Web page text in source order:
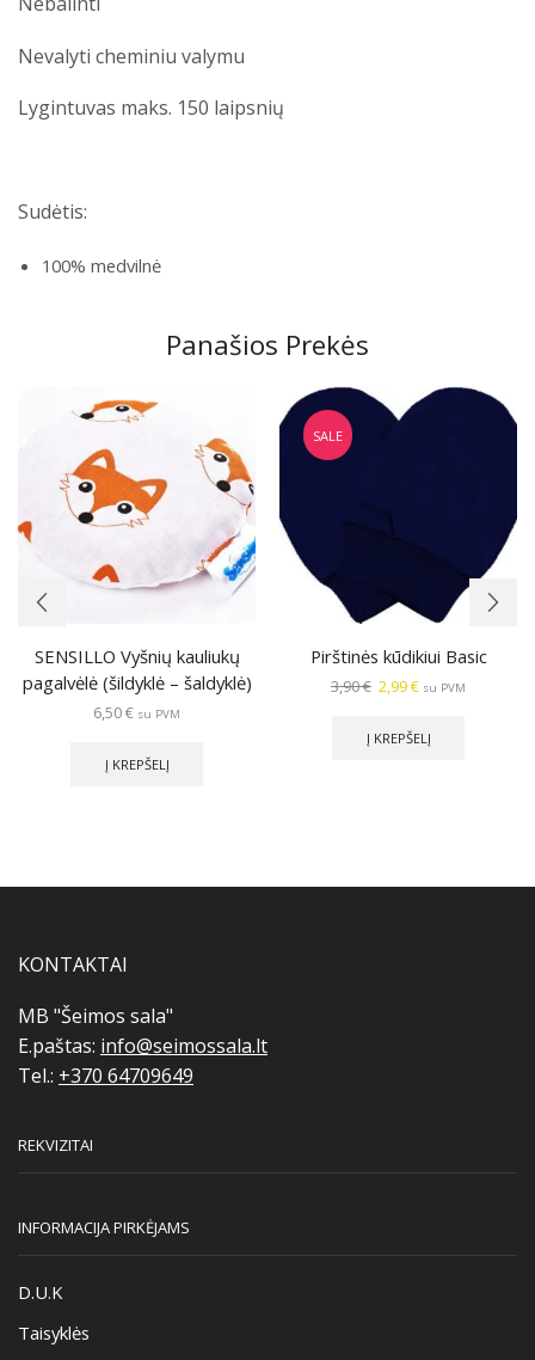
Nevalyti cheminiu valymu
Lygintuvas maks. 150 laipsnių
Sudėtis:
100% medvilnė
Panašios Prekės
SENSILLO Vyšnių kauliukų
pagalvėlė (šildyklė – šaldyklė)
6,50€ su PVM
Į KREPŠELĮ
SALE
Pirštinės kūdikiui Basic
3,90€ Original
was:
2,99€Current
is:
2,99 €.
su PVM
Į KREPŠELĮ
KONTAKTAI
MB "Šeimos sala"
E.paštas: info@seimossala.lt
Tel.: +370 64709649
REKVIZITAI
INFORMACIJA PIRKĖJAMS
D.U.K
Taisyklės